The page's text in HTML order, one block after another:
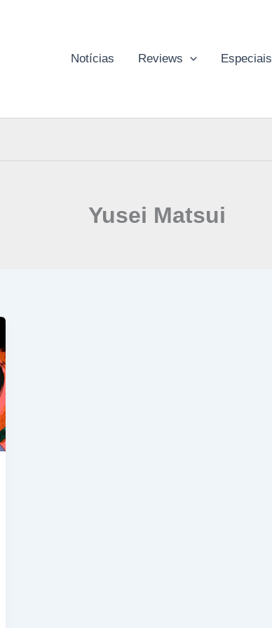
Notícias Reviews Especiais
Yusei Matsui